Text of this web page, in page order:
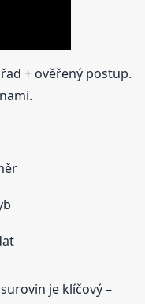
+ ověřený postup.
je klíčový –